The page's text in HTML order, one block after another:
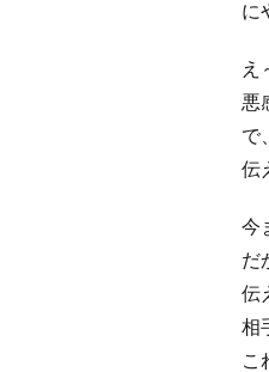
に
え
悪
で
伝
今
だ
伝
相
こ